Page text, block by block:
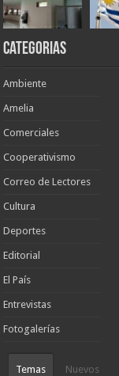
Categorias
Ambiente
Amelia
Comerciales
Cooperativismo
Correo de Lectores
Cultura
Deportes
Editorial
El País
Entrevistas
Fotogalerías
Temas Nuevos